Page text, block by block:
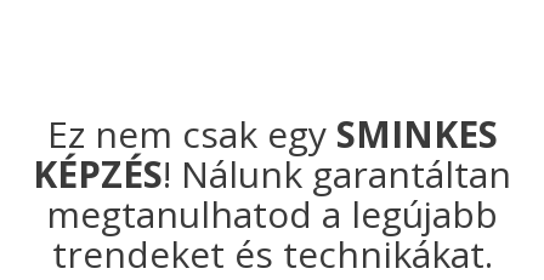
Ez nem csak egy SMINKES
KÉPZÉS! Nálunk garantáltan
megtanulhatod a legújabb
trendeket és technikákat.